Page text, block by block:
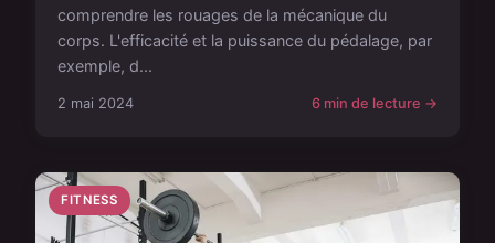
comprendre les rouages de la mécanique du
corps. L'efficacité et la puissance du pédalage, par
exemple, d...
2 mai 2024 6 min de lecture →
FITNESS